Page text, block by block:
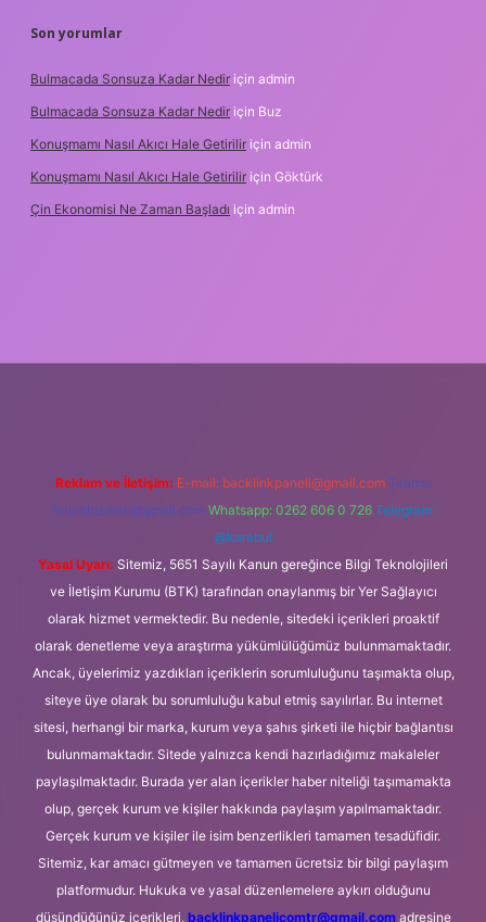
Son yorumlar
Bulmacada Sonsuza Kadar Nedir için admin
Bulmacada Sonsuza Kadar Nedir için Buz
Konuşmamı Nasıl Akıcı Hale Getirilir için admin
Konuşmamı Nasıl Akıcı Hale Getirilir için Göktürk
Çin Ekonomisi Ne Zaman Başladı için admin
Reklam ve İletişim: E-mail: backlinkpaneli@gmail.com Teams:
forumhizmeti@gmail.com Whatsapp: 0262 606 0 726 Telegram:
@karabul
Yasal Uyarı: Sitemiz, 5651 Sayılı Kanun gereğince Bilgi Teknolojileri
ve İletişim Kurumu (BTK) tarafından onaylanmış bir Yer Sağlayıcı
olarak hizmet vermektedir. Bu nedenle, sitedeki içerikleri proaktif
olarak denetleme veya araştırma yükümlülüğümüz bulunmamaktadır.
Ancak, üyelerimiz yazdıkları içeriklerin sorumluluğunu taşımakta olup,
siteye üye olarak bu sorumluluğu kabul etmiş sayılırlar. Bu internet
sitesi, herhangi bir marka, kurum veya şahıs şirketi ile hiçbir bağlantısı
bulunmamaktadır. Sitede yalnızca kendi hazırladığımız makaleler
paylaşılmaktadır. Burada yer alan içerikler haber niteliği taşımamakta
olup, gerçek kurum ve kişiler hakkında paylaşım yapılmamaktadır.
Gerçek kurum ve kişiler ile isim benzerlikleri tamamen tesadüfidir.
Sitemiz, kar amacı gütmeyen ve tamamen ücretsiz bir bilgi paylaşım
platformudur. Hukuka ve yasal düzenlemelere aykırı olduğunu
düşündüğünüz içerikleri, backlinkpanelicomtr@gmail.comadresine